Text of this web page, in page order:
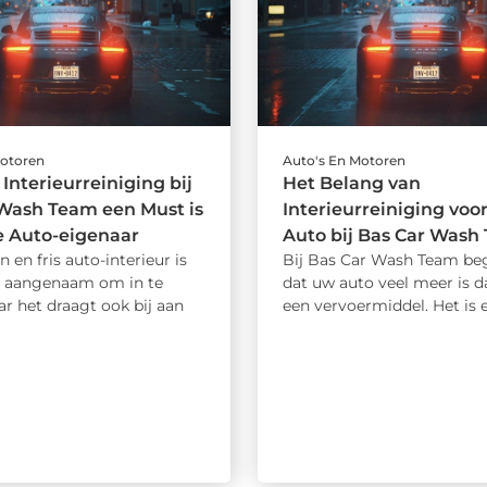
Interieurreiniging bij
Team een Must is
Auto-eigenaar
en fris auto-interieur is
aangenaam om in te
het draagt ook bij aan
Auto's En Motoren
Het Belang van
Interieurreiniging
Auto bij Bas Car Wash
Bij Bas Car Wash Team
dat uw auto veel meer is
een vervoermiddel. Het is